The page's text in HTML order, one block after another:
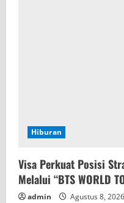
Hiburan
Visa Perkuat Posisi
Melalui “BTS WORLD
admin Agustus 8, 2026